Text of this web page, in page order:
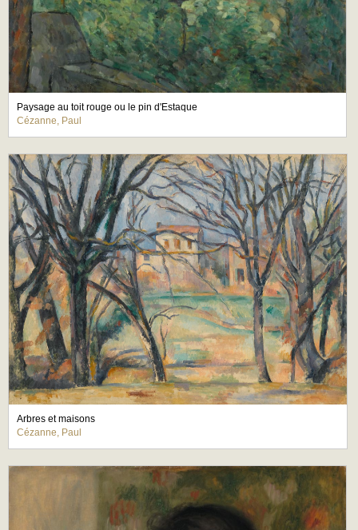
Paysage au toit rouge ou le pin d'Estaque
Cézanne, Paul
Arbres et maisons
Cézanne, Paul